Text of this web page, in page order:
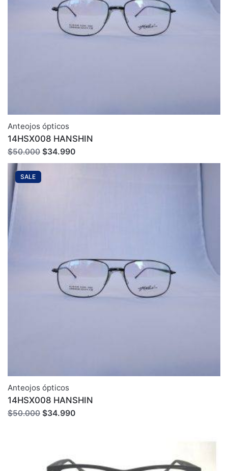
Anteojos ópticos
14HSX008 HANSHIN
$50.000 El
precio
$34.990El
precio
SALE
Anteojos ópticos
14HSX008 HANSHIN
$50.000 El
$50.000.
$34.990El
$34.990.